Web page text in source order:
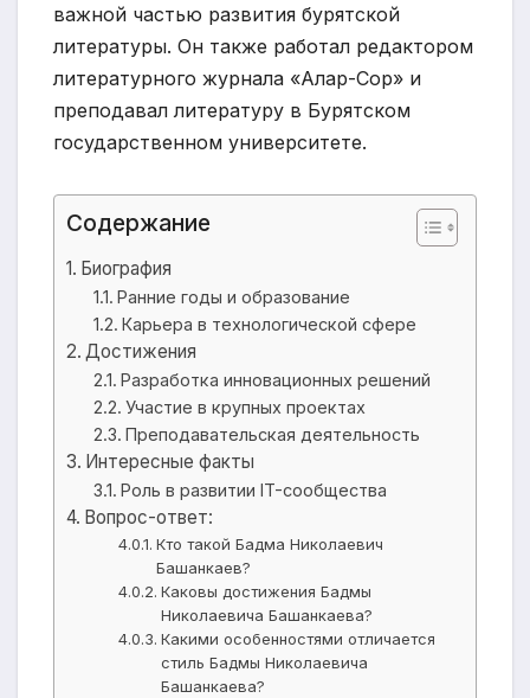
важной частью развития бурятской
литературы. Он также работал редактором
литературного журнала «Алар-Сор» и
преподавал литературу в Бурятском
государственном университете.
Содержание
Биография
Ранние годы и образование
Карьера в технологической сфере
Достижения
Разработка инновационных решений
Участие в крупных проектах
Преподавательская деятельность
Интересные факты
Роль в развитии IT-сообщества
Вопрос-ответ:
Кто такой Бадма Николаевич
Башанкаев?
Каковы достижения Бадмы
Николаевича Башанкаева?
Какими особенностями отличается
стиль Бадмы Николаевича
Башанкаева?